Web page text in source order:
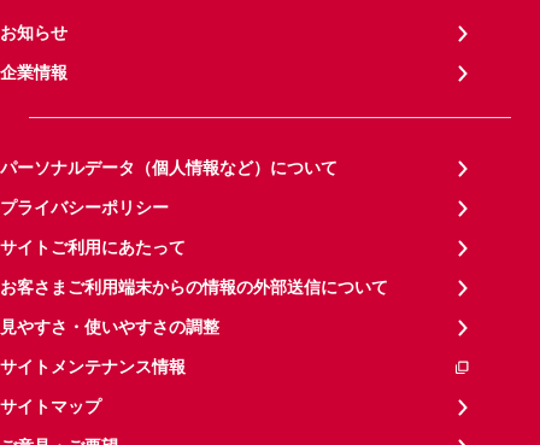
お知らせ
企業情報
パーソナルデータ（個人情報など）について
プライバシーポリシー
サイトご利用にあたって
お客さまご利用端末からの情報の外部送信について
見やすさ・使いやすさの調整
サイトメンテナンス情報
サイトマップ